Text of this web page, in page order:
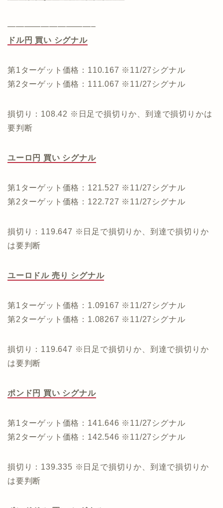
——————————–
ドル円 買い シグナル
第1ターゲット価格：110.167 ※11/27シグナル
第2ターゲット価格：111.067 ※11/27シグナル
損切り：108.42 ※日足で損切りか、到達で損切りかは
要判断
ユーロ円 買い シグナル
第1ターゲット価格：121.527 ※11/27シグナル
第2ターゲット価格：122.727 ※11/27シグナル
損切り：119.647 ※日足で損切りか、到達で損切りか
は要判断
ユーロドル 売り シグナル
第1ターゲット価格：1.09167 ※11/27シグナル
第2ターゲット価格：1.08267 ※11/27シグナル
損切り：119.647 ※日足で損切りか、到達で損切りか
は要判断
ポンド円 買い シグナル
第1ターゲット価格：141.646 ※11/27シグナル
第2ターゲット価格：142.546 ※11/27シグナル
損切り：139.335 ※日足で損切りか、到達で損切りか
は要判断